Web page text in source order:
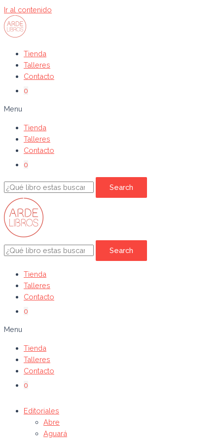
Ir al contenido
Tienda
Talleres
Contacto
0
Menu
Tienda
Talleres
Contacto
0
Search
Search
Tienda
Talleres
Contacto
0
Menu
Tienda
Talleres
Contacto
0
Editoriales
Abre
Aguará